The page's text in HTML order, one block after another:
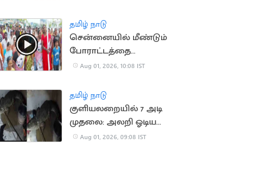
தமிழ் நாடு
சென்னையில் மீண்டும்
போராட்டத்தை
தொடங்கிய தூய்மை
Aug 01, 2026, 10:08 IST
தமிழ் நாடு
குளியலறையில் 7 அடி
முதலை: அலறி ஓடிய
குடும்பத்தினர்
Aug 01, 2026, 09:08 IST